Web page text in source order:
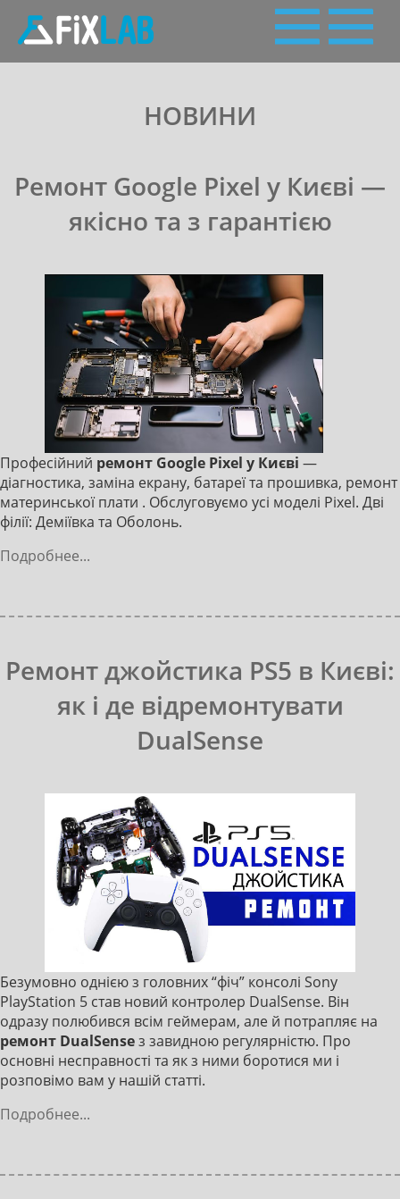
Сервісний050 227 27 28(Viber, Telegram)
НОВИНИ
Ремонт Google Pixel у Києві —
якісно та з гарантією
Професійний ремонт Google Pixel у Києві —
діагностика, заміна екрану, батареї та прошивка, ремонт
материнської плати . Обслуговуємо усі моделі Pixel. Дві
філії: Деміївка та Оболонь.
Подробнее...
Ремонт джойстика PS5 в Києві:
як і де відремонтувати
DualSense
Безумовно однією з головних “фіч” консолі Sony
PlayStation 5 став новий контролер DualSense. Він
одразу полюбився всім геймерам, але й потрапляє на
ремонт DualSenseз завидною регулярністю. Про
основні несправності та як з ними боротися ми і
розповімо вам у нашій статті.
Подробнее...